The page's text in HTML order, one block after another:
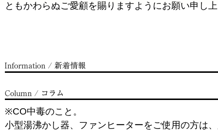
ともかわらぬご愛顧を賜りますようにお願い申し
※CO中毒のこと。
小型湯沸かし器、ファンヒーターをご使用の方は